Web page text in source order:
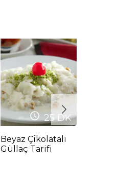
25DK
Beyaz Çikolatalı
Güllaç Tarifi